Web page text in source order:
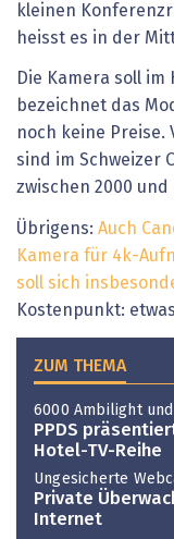
kleinen
heisst es in der
Die Kamera soll
bezeichnet das
noch keine Preise.
sind im Schweizer
zwischen 2000
Übrigens: Auch
Kamera für 4k-
soll sich
Kostenpunkt:
ZUM THEMA
6000 Ambilight
PPDS
Hotel-TV-Reihe
Ungesicherte
Private
Internet